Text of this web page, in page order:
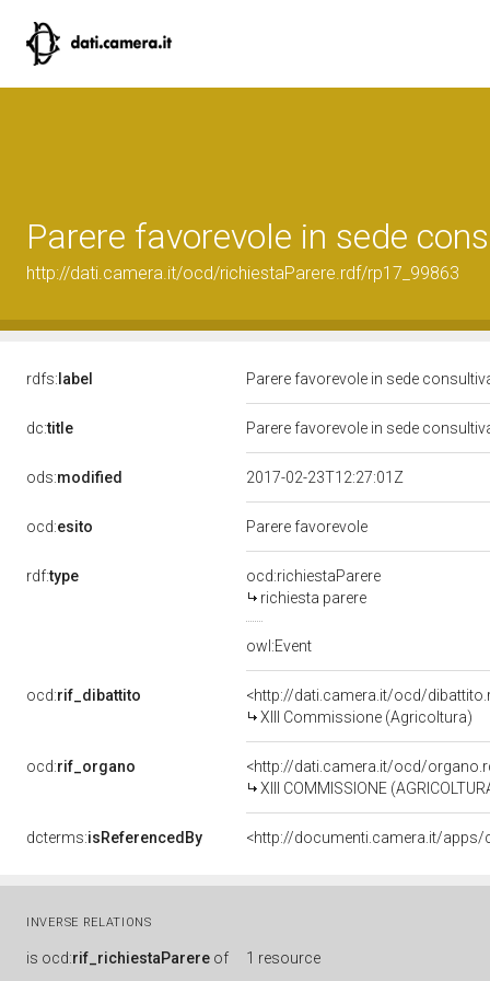
Parere favorevole in sede
http://dati.camera.it/ocd/richiestaParere.rdf/rp17_99863
rdfs: label Parere favorevole in sede
dc:title Parere favorevole in sede
ods:modified 2017-02-23T12:27:01Z
ocd:esito Parere favorevole
rdf:type
ocd:richiestaParere
richiesta parere
owl:Event
ocd:rif_dibattito
<http://dati.camera.it/ocd/
XIII Commissione (Agricoltura)
ocd:rif_organo
<http://dati.camera.it/ocd/
XIII COMMISSIONE
dcterms:isReferencedBy
INVERSE RELATIONS
is ocd:rif_richiestaParere of 1 resource